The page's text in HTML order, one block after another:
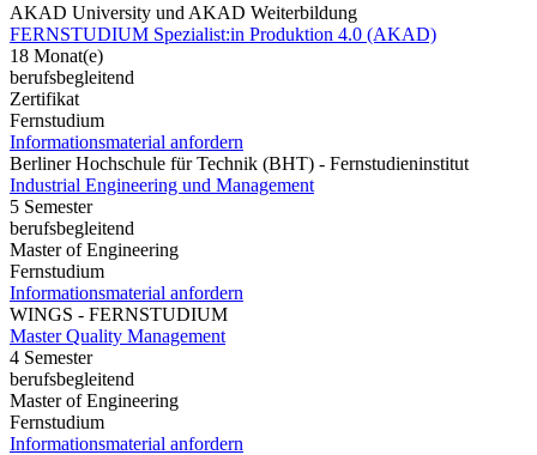
AKAD University und AKAD Weiterbildung
FERNSTUDIUM Spezialist:in Produktion 4.0 (AKAD)
18 Monat(e)
berufsbegleitend
Zertifikat
Fernstudium
Informationsmaterial anfordern
Berliner Hochschule für Technik (BHT) - Fernstudieninstitut
Industrial Engineering und Management
5 Semester
berufsbegleitend
Master of Engineering
Fernstudium
Informationsmaterial anfordern
WINGS - FERNSTUDIUM
Master Quality Management
4 Semester
berufsbegleitend
Master of Engineering
Fernstudium
Informationsmaterial anfordern